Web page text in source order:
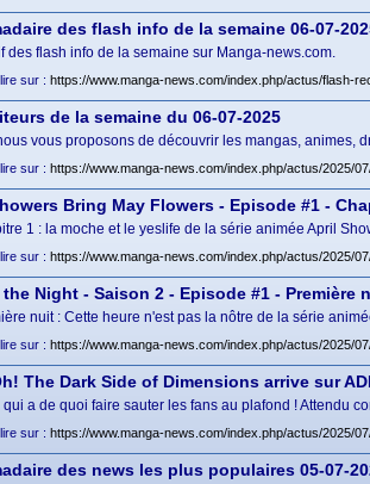
des flash info de la semaine 06-07-
des flash info de la semaine sur Manga-news.com.
sur : https://www.manga-news.com/index.php/actus/flash-
de la semaine du 06-07-2025
vous proposons de découvrir les mangas, animes,
sur : https://www.manga-news.com/index.php/actus/2025/
Bring May Flowers - Episode #1 -
1 : la moche et le yeslife de la série animée April
sur : https://www.manga-news.com/index.php/actus/2025/
Night - Saison 2 - Episode #1 - Première
nuit : Cette heure n'est pas la nôtre de la série
sur : https://www.manga-news.com/index.php/actus/2025/
The Dark Side of Dimensions arrive sur
a de quoi faire sauter les fans au plafond ! Attendu
sur : https://www.manga-news.com/index.php/actus/2025/
des news les plus populaires 05-07-